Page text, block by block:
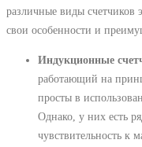
различные виды счетчиков
свои особенности и
Индукционные
работающий на
просты в
Однако, у них есть
чувствительность к